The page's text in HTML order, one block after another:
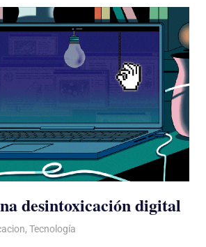
desintoxicación digital
un Poco
, Tecnología